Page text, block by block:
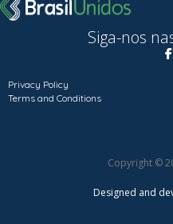
Siga-nos
Privacy Policy
Terms and Conditions
Copyright ©
Designed and